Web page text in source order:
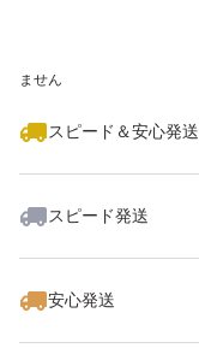
ません
スピード＆安心発送
スピード発送
安心発送